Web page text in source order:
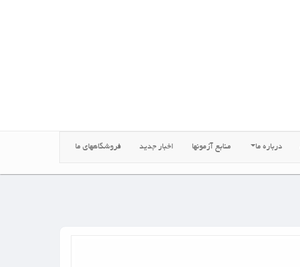
فروشگاههای ما اخبار جدید منابع آزمونها درباره ما